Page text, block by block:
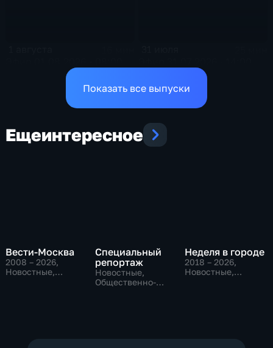
Показать все выпуски
Ещеинтересное
Вести-Москва
2008 – 2026,
Новостные,
Специальный
репортаж
Новостные,
Общественно-
Неделя в городе
2018 – 2026,
Новостные,